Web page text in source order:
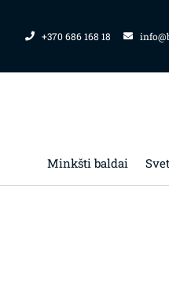
+370 686 168 18
Minkšti baldai